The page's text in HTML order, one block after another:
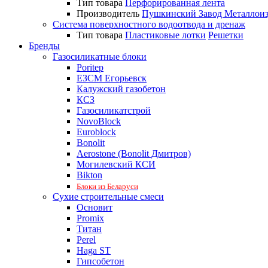
Тип товара Перфорированная лента
Производитель Пушкинский Завод
Система поверхностного водоотвода и дренаж
Тип товара Пластиковые лотки Решетки
Бренды
Газосиликатные блоки
Poritep
ЕЗСМ Егорьевск
Калужский газобетон
КСЗ
Газосиликатстрой
NovoBlock
Euroblock
Bonolit
Aerostone (Bonolit Дмитров)
Могилевский КСИ
Bikton
Блоки из Беларуси
Сухие строительные смеси
Основит
Promix
Титан
Perel
Haga ST
Гипсобетон